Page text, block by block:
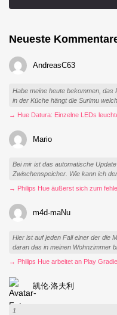
Neueste
AndreasC63
Habe meine heute bekommen, das
in der Küche hängt die Surimu
→ Hue Datura: Einzelne LEDs
Mario
Bei mir ist das automatische
Zwischenspeicher. Wie kann ich
→ Philips Hue äußerst sich zum
m4d-maNu
Hier ist auf jeden Fall einer der die
daran das in meinen Wohnzimmer
→ Philips Hue arbeitet an Play
凯伦·洛夫利
1